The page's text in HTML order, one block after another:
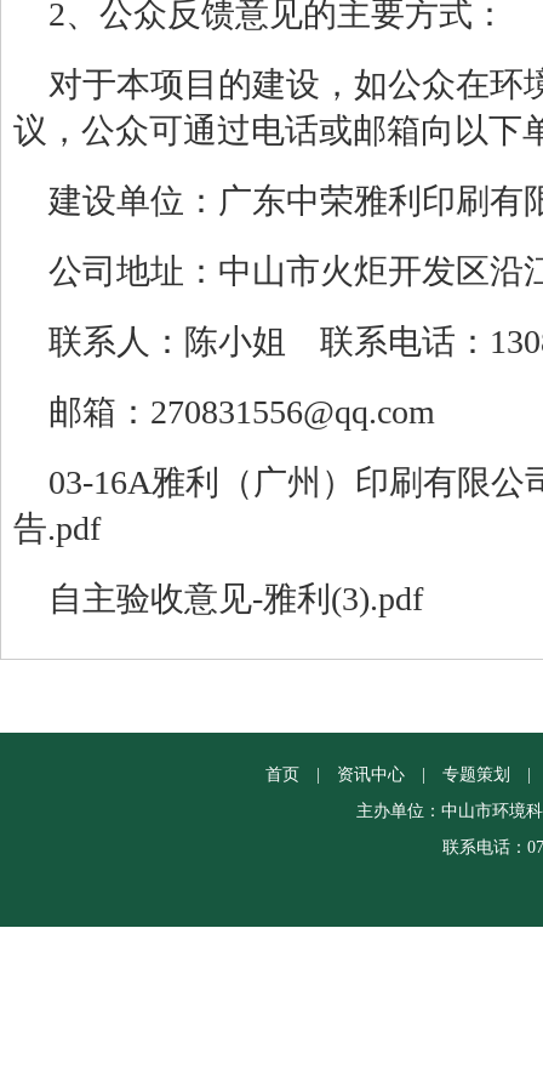
2、公众反馈意见的主要方式：
对于本项目的建设，如公众在环
议，公众可通过电话或邮箱向以下
建设单位： 广东中荣雅利印刷有
公司地址： 中山市火炬开发区沿
联系人：陈小姐 联系电话：
邮箱： 270831556@qq.com
03-16A雅利（广州）印刷有限
告.pdf
自主验收意见-雅利(3).pdf
首页 资讯中心 专题策划
主办单位：中山市环境
联系电话：